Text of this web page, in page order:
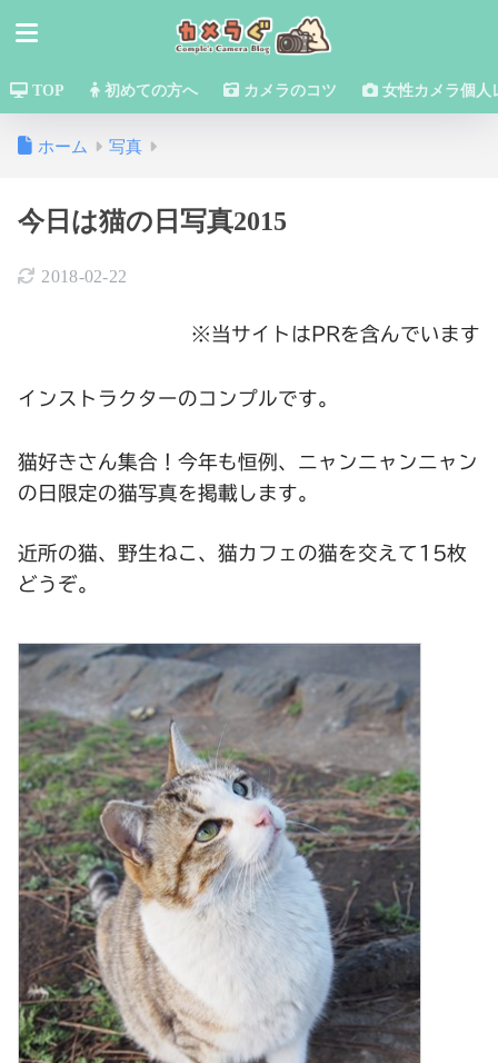
TOP 初めての方へ カメラのコツ 女性カメラ個人
ホーム 写真
今日は猫の日写真2015
2018-02-22
※当サイトはPRを含んでいます
インストラクターのコンプルです。
猫好きさん集合！今年も恒例、ニャンニャンニャン
の日限定の猫写真を掲載します。
近所の猫、野生ねこ、猫カフェの猫を交えて15枚
どうぞ。